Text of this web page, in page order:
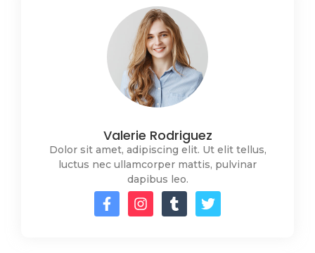
Valerie Rodriguez
Dolor sit amet, adipiscing elit. Ut elit tellus,
luctus nec ullamcorper mattis, pulvinar
dapibus leo.